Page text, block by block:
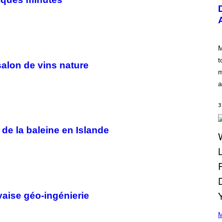
de vins nature
la baleine en Islande
géo-ingénierie
S
T
R
I
N
Y
R
S
A
.
3
P